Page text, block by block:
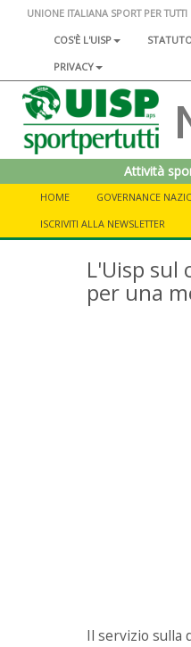
UNIONE ITALIANA SPORT PER TUTTI
COS'È L'UISP
PRIVACY
Attività
HOME GOVERNANCE
ISCRIVITI ALLA NEWSLETTER
L'Uisp sul
per una
Il servizio sulla